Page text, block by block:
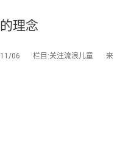
理念
11/06 栏目:关注流浪儿童 来